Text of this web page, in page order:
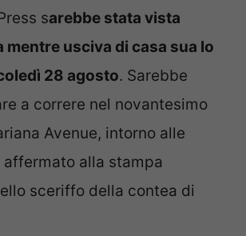
sarebbe stata vista
mentre usciva di casa sua lo
28 agosto. Sarebbe
a correre nel novantesimo
Avenue, intorno alle
affermato alla stampa
sceriffo della contea di